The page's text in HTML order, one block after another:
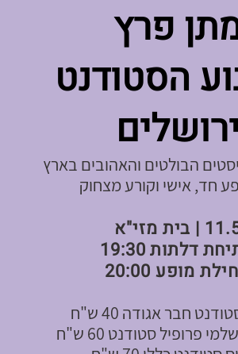
פרץ
הסטודנט
ירושלים
הבולטים והאהובים בארץ
חד, אישי וקורע מצחוק
| בית מזי"א
דלתות 19:30
מופע 20:00
חבר אגודה 40 ש"ח
פרופיל סטודנט 60 ש"ח